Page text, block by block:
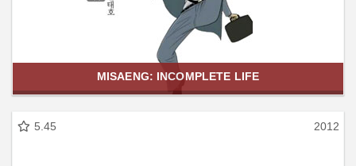
MISAENG: INCOMPLETE LIFE
5.45 2012